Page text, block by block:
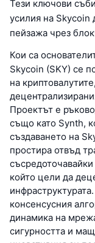
Тези ключови
усилия на Skycoin
пейзажа чрез
Кои са
Skycoin (SKY) се
на
Проектът е
също като Synth,
създаването на
простира отвъд
който цели да
консенсусния
динамика на
сигурността и